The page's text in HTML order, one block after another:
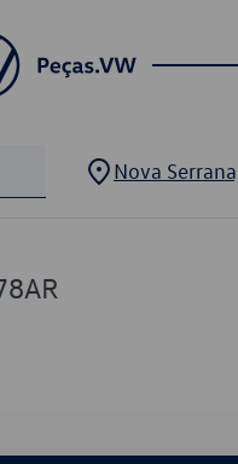
Nova Serrana